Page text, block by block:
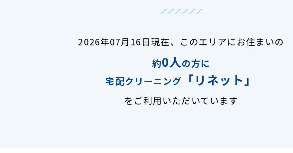
2026年07月16日現在、
このエリアにお住まいの
約0人の方に
宅配クリーニング
「リネット」
をご利用いただいています